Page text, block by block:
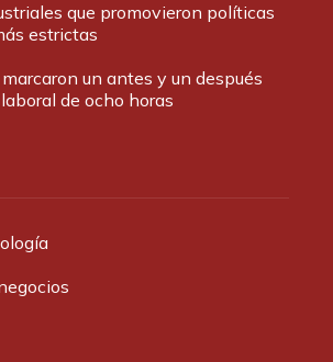
que promovieron políticas
estrictas
un antes y un después
de ocho horas